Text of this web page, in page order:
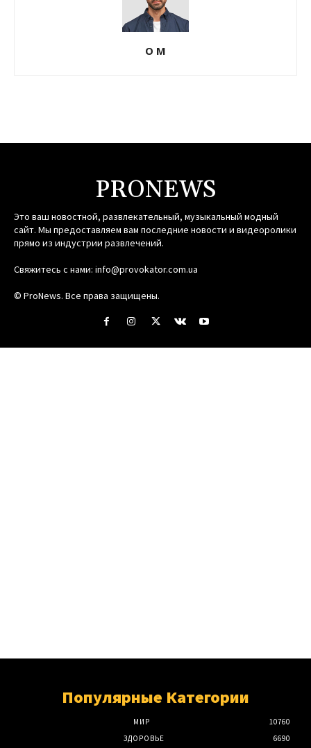
О М
PRONEWS
Это ваш новостной, развлекательный, музыкальный модный
сайт. Мы предоставляем вам последние новости и видеоролики
прямо из индустрии развлечений.
Свяжитесь с нами: info@provokator.com.ua
© ProNews. Все права защищены.
Популярные Категории
МИР
10760
ЗДОРОВЬЕ
6690